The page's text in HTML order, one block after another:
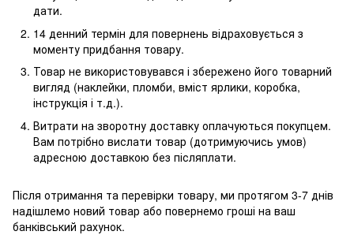
дати.
14 денний термін для повернень відраховується з
моменту придбання товару.
Товар не використовувався і збережено його товарний
вигляд (наклейки, пломби, вміст ярлики, коробка,
інструкція і т.д.).
Витрати на зворотну доставку оплачуються покупцем.
Вам потрібно вислати товар (дотримуючись умов)
адресною доставкою без післяплати.
Після отримання та перевірки товару, ми протягом 3-7 днів
надішлемо новий товар або повернемо гроші на ваш
банківський рахунок.